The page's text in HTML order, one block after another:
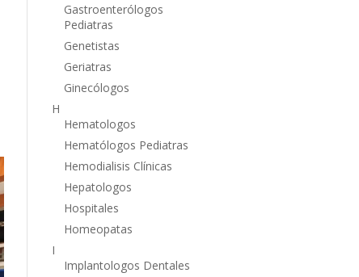
Gastroenterólogos
Pediatras
Genetistas
Geriatras
Ginecólogos
H
Hematologos
Hematólogos Pediatras
Hemodialisis Clínicas
Hepatologos
Hospitales
Homeopatas
I
Implantologos Dentales